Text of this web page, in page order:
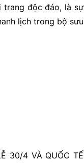
trang độc đáo, là sự
lịch trong bộ sưu
30/4 VÀ QUỐC TẾ